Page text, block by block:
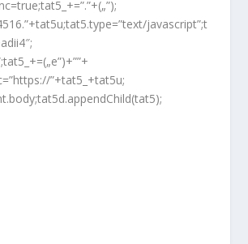
javascript”;t
”+tat5_+tat5u;